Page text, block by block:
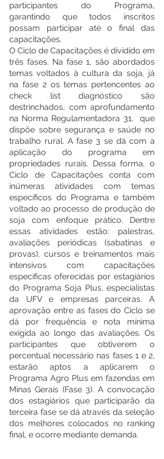
participantes do Programa,
garantindo que todos inscritos
possam participar até o final das
capacitações.
O Ciclo de Capacitações é dividido em
três fases. Na fase 1, são abordados
temas voltados à cultura da soja, já
na fase 2 os temas pertencentes ao
check list diagnóstico são
destrinchados, com aprofundamento
na Norma Regulamentadora 31,  que
dispõe sobre segurança e saúde no
trabalho rural. A fase 3 se dá com a
aplicação do programa em
propriedades rurais. Dessa forma, o
Ciclo de Capacitações conta com
inúmeras atividades com temas
específicos do Programa e também
voltado ao processo de produção de
soja com enfoque prático. Dentre
essas atividades estão: palestras,
avaliações periódicas (sabatinas e
provas), cursos e treinamentos mais
intensivos com capacitações
específicas oferecidas por estagiários
do Programa Soja Plus, especialistas
da UFV e empresas parceiras. A
aprovação entre as fases do Ciclo se
dá por frequência e nota mínima
exigida ao longo das avaliações. Os
participantes que obtiverem o
percentual necessário nas fases 1 e 2,
estarão aptos a aplicarem o
Programa Agro Plus em fazendas em
Minas Gerais (Fase 3). A convocação
dos estagiários que participarão da
terceira fase se dá através da seleção
dos melhores colocados no ranking
final, e ocorre mediante demanda.